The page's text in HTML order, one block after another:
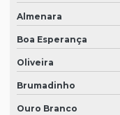
Almenara
Boa Esperança
Oliveira
Brumadinho
Ouro Branco